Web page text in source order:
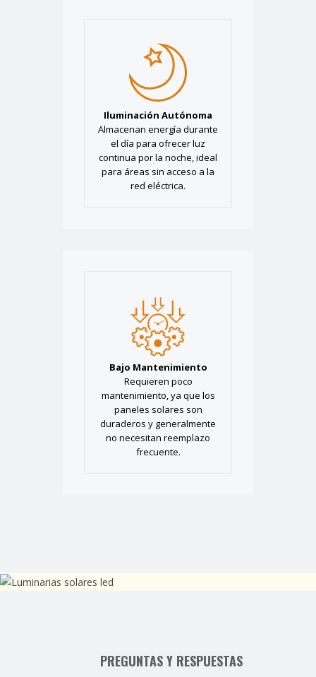
Iluminación Autónoma
Almacenan energía durante
el día para ofrecer luz
continua por la noche, ideal
para áreas sin acceso a la
red eléctrica.
Bajo Mantenimiento
Requieren poco
mantenimiento, ya que los
paneles solares son
duraderos y generalmente
no necesitan reemplazo
frecuente.
PREGUNTAS Y RESPUESTAS